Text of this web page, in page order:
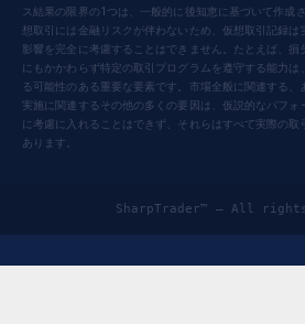
ス結果の限界の1つは、一般的に後知恵に基づいて作成
想取引には金融リスクが伴わないため、仮想取引記録
影響を完全に考慮することはできません。たとえば、
にもかかわらず特定の取引プログラムを遵守する能力は
る可能性のある重要な要素です。市場全般に関連する
実施に関連するその他の多くの要因は、仮説的なパフォ
に考慮に入れることはできず、それらはすべて実際の
あります。
SharpTrader™ — All